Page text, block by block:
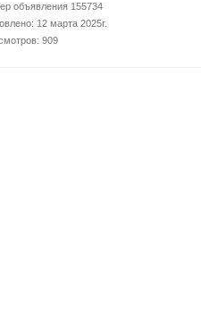
объявления 155734
12 марта 2025г.
909